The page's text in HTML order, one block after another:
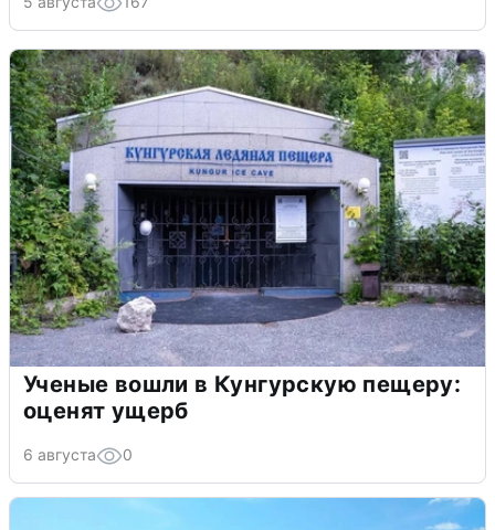
Ученые вошли в Кунгурскую пещеру:
оценят ущерб
6 августа 0